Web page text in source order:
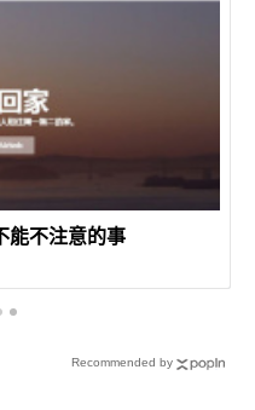
能不注意的事
Recommended by